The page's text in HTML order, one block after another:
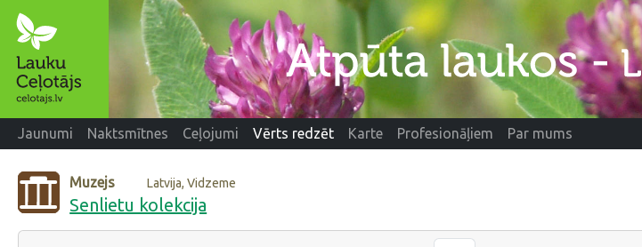
Jaunumi Naktsmītnes Ceļojumi Vērts redzēt Karte Profesionāļiem Par mums
Muzejs Latvija, Vidzeme
Senlietu kolekcija